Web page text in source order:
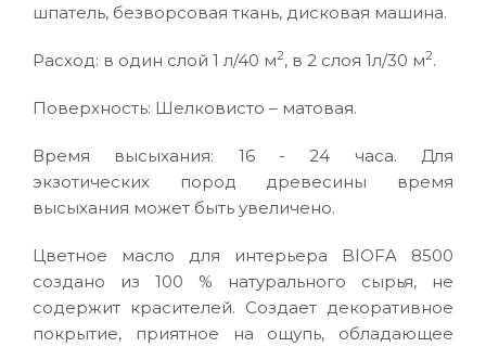
шпатель, безворсовая ткань, дисковая машина.
Расход: в один слой 1 л/40 м2, в 2 слоя 1л/30 м2.
Поверхность: Шелковисто – матовая.
Время высыхания: 16 - 24 часа. Для
экзотических пород древесины время
высыхания может быть увеличено.
Цветное масло для интерьера BIOFA 8500
создано из 100 % натурального сырья, не
содержит красителей. Создает декоративное
покрытие, приятное на ощупь, обладающее